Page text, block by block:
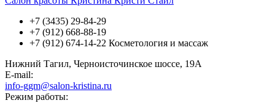
+7 (3435) 29-84-29
+7 (912) 668-88-19
+7 (912) 674-14-22 Косметология и массаж
Нижний Тагил, Черноисточинское шоссе, 19А
E-mail:
info-ggm@salon-kristina.ru
Режим работы: